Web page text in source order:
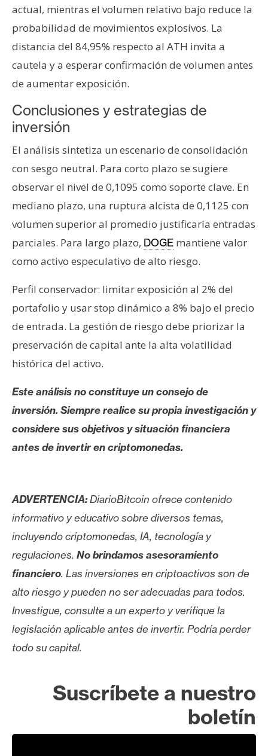
actual, mientras el volumen relativo bajo reduce la
probabilidad de movimientos explosivos. La
distancia del 84,95% respecto al ATH invita a
cautela y a esperar confirmación de volumen antes
de aumentar exposición.
Conclusiones y estrategias de
inversión
El análisis sintetiza un escenario de consolidación
con sesgo neutral. Para corto plazo se sugiere
observar el nivel de 0,1095 como soporte clave. En
mediano plazo, una ruptura alcista de 0,1125 con
volumen superior al promedio justificaría entradas
parciales. Para largo plazo, DOGE mantiene valor
como activo especulativo de alto riesgo.
Perfil conservador: limitar exposición al 2% del
portafolio y usar stop dinámico a 8% bajo el precio
de entrada. La gestión de riesgo debe priorizar la
preservación de capital ante la alta volatilidad
histórica del activo.
Este análisis no constituye un consejo de
inversión. Siempre realice su propia investigación y
considere sus objetivos y situación financiera
antes de invertir en criptomonedas.
ADVERTENCIA:DiarioBitcoin ofrece contenido
informativo y educativo sobre diversos temas,
incluyendo criptomonedas, IA, tecnología y
regulaciones. No brindamos asesoramiento
financiero. Las inversiones en criptoactivos son de
alto riesgo y pueden no ser adecuadas para todos.
Investigue, consulte a un experto y verifique la
legislación aplicable antes de invertir. Podría perder
todo su capital.
Suscríbete a nuestro
boletín